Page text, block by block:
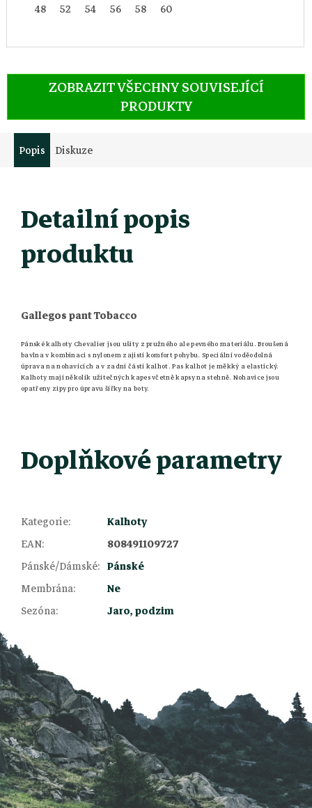
48
52 54 56 58 60
ZOBRAZIT VŠECHNY SOUVISEJÍCÍ
PRODUKTY
Popis Diskuze
Detailní popis
produktu
Gallegos pant Tobacco
Pánské kalhoty Chevalier jsou ušity z pružného ale pevného materiálu. Broušená
bavlna v kombinaci s nylonem zajistí komfort pohybu. Speciální voděodolná
úprava na nohavicích a v zadní části kalhot. Pas kalhot je měkký a elastický.
Kalhoty mají několik užitečných kapes včetně kapsy na stehně. Nohavice jsou
opatřeny zipy pro úpravu šířky na boty.
Doplňkové parametry
Kategorie:
Kalhoty
EAN:
808491109727
Pánské/Dámské: Pánské
Membrána:
Ne
Sezóna: Jaro, podzim
á
p
a
t
í